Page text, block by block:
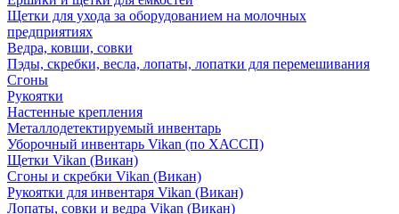
Щетки для ухода за оборудованием на молочных
предприятиях
Ведра, ковши, совки
Пэды, скребки, весла, лопаты, лопатки для перемешивания
Сгоны
Рукоятки
Настенные крепления
Металлодетектируемый инвентарь
Уборочный инвентарь Vikan (по ХАССП)
Щетки Vikan (Викан)
Сгоны и скребки Vikan (Викан)
Рукоятки для инвентаря Vikan (Викан)
Лопаты, совки и ведра Vikan (Викан)